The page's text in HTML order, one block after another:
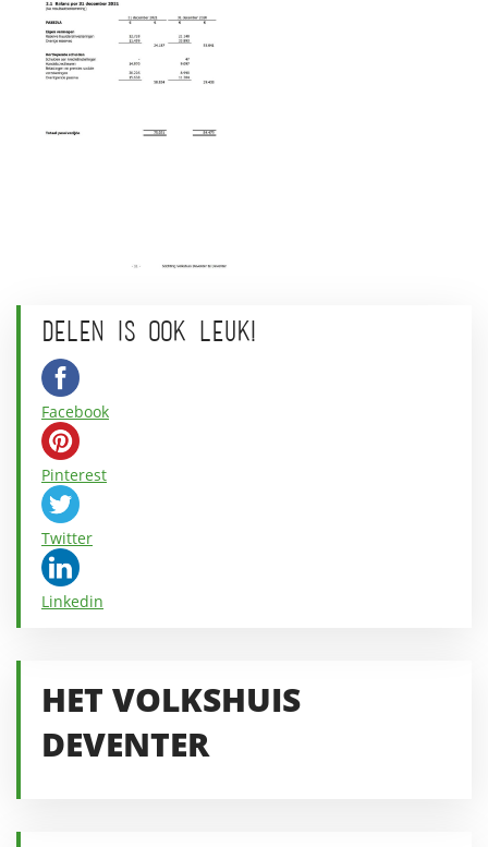
DELEN IS OOK LEUK!
Facebook
Pinterest
Twitter
Linkedin
HET VOLKSHUIS
DEVENTER